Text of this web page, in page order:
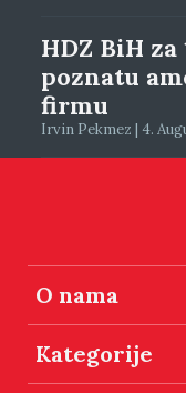
HDZ BiH za
poznatu
firmu
Irvin Pekmez | 4.
O nama
Kategorije